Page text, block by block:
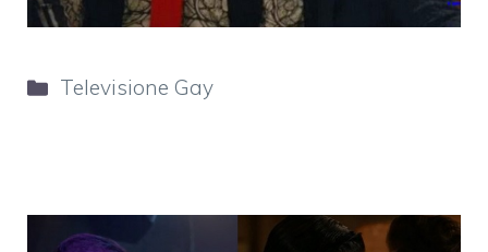
Categorie
Televisione Gay